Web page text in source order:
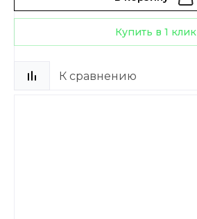
Купить в 1 клик
К сравнению